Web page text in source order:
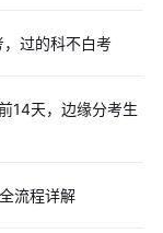
过的科不白考
14天，边缘分考生
流程详解